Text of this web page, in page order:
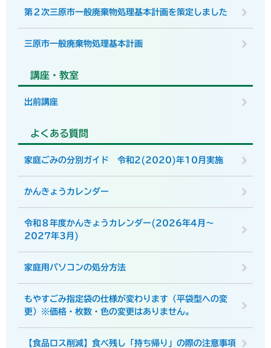
第２次三原市一般廃棄物処理基本計画を策定しました
三原市一般廃棄物処理基本計画
講座・教室
出前講座
よくある質問
家庭ごみの分別ガイド 令和2(2020)年10月実施
かんきょうカレンダー
令和８年度かんきょうカレンダー(2026年4月～
2027年3月)
家庭用パソコンの処分方法
もやすごみ指定袋の仕様が変わります（平袋型への変
更）※価格・枚数・色の変更はありません。
【食品ロス削減】食べ残し「持ち帰り」の際の注意事項